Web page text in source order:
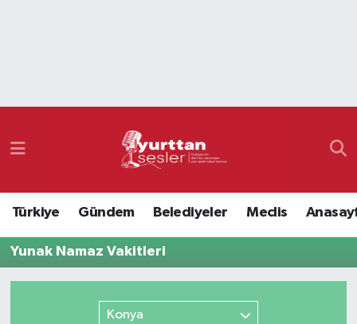
Türkiye Gündem Belediyeler Meclis
Yunak Namaz Vakitleri
Konya
Namaz Vakitleri
Süper Lig Puan Durumu ve Fikstür
Son Dakika Haberleri